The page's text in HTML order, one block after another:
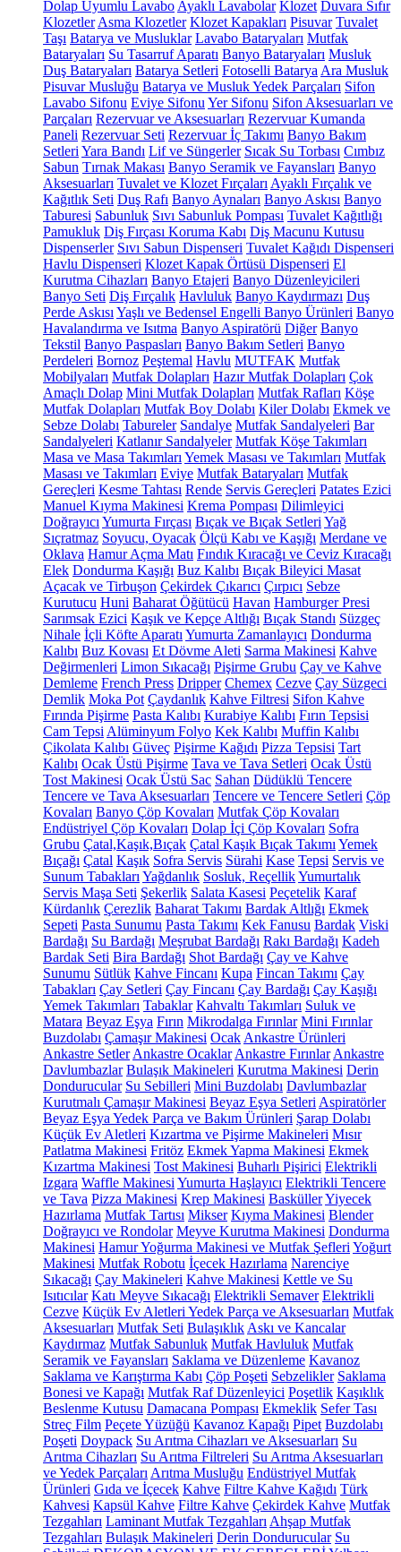
Dolap Uyumlu Lavabo Ayaklı Lavabolar Klozet Duvara Sıfır
Klozetler Asma Klozetler Klozet Kapakları Pisuvar Tuvalet
Taşı Batarya ve Musluklar Lavabo Bataryaları Mutfak
Bataryaları Su Tasarruf Aparatı Banyo Bataryaları Musluk
Duş Bataryaları Batarya Setleri Fotoselli Batarya Ara Musluk
Pisuvar Musluğu Batarya ve Musluk Yedek Parçaları Sifon
Lavabo Sifonu Eviye Sifonu Yer Sifonu Sifon Aksesuarları ve
Parçaları Rezervuar ve Aksesuarları Rezervuar Kumanda
Paneli Rezervuar Seti Rezervuar İç Takımı Banyo Bakım
Setleri Yara Bandı Lif ve Süngerler Sıcak Su Torbası Cımbız
Sabun Tırnak Makası Banyo Seramik ve Fayansları Banyo
Aksesuarları Tuvalet ve Klozet Fırçaları Ayaklı Fırçalık ve
Kağıtlık Seti Duş Rafı Banyo Aynaları Banyo Askısı Banyo
Taburesi Sabunluk Sıvı Sabunluk Pompası Tuvalet Kağıtlığı
Pamukluk Diş Fırçası Koruma Kabı Diş Macunu Kutusu
Dispenserler Sıvı Sabun Dispenseri Tuvalet Kağıdı Dispenseri
Havlu Dispenseri Klozet Kapak Örtüsü Dispenseri El
Kurutma Cihazları Banyo Etajeri Banyo Düzenleyicileri
Banyo Seti Diş Fırçalık Havluluk Banyo Kaydırmazı Duş
Perde Askısı Yaşlı ve Bedensel Engelli Banyo Ürünleri Banyo
Havalandırma ve Isıtma Banyo Aspiratörü Diğer Banyo
Tekstil Banyo Paspasları Banyo Bakım Setleri Banyo
Perdeleri Bornoz Peştemal Havlu MUTFAK Mutfak
Mobilyaları Mutfak Dolapları Hazır Mutfak Dolapları Çok
Amaçlı Dolap Mini Mutfak Dolapları Mutfak Rafları Köşe
Mutfak Dolapları Mutfak Boy Dolabı Kiler Dolabı Ekmek ve
Sebze Dolabı Tabureler Sandalye Mutfak Sandalyeleri Bar
Sandalyeleri Katlanır Sandalyeler Mutfak Köşe Takımları
Masa ve Masa Takımları Yemek Masası ve Takımları Mutfak
Masası ve Takımları Eviye Mutfak Bataryaları Mutfak
Gereçleri Kesme Tahtası Rende Servis Gereçleri Patates Ezici
Manuel Kıyma Makinesi Krema Pompası Dilimleyici
Doğrayıcı Yumurta Fırçası Bıçak ve Bıçak Setleri Yağ
Sıçratmaz Soyucu, Oyacak Ölçü Kabı ve Kaşığı Merdane ve
Oklava Hamur Açma Matı Fındık Kıracağı ve Ceviz Kıracağı
Elek Dondurma Kaşığı Buz Kalıbı Bıçak Bileyici Masat
Açacak ve Tirbuşon Çekirdek Çıkarıcı Çırpıcı Sebze
Kurutucu Huni Baharat Öğütücü Havan Hamburger Presi
Sarımsak Ezici Kaşık ve Kepçe Altlığı Bıçak Standı Süzgeç
Nihale İçli Köfte Aparatı Yumurta Zamanlayıcı Dondurma
Kalıbı Buz Kovası Et Dövme Aleti Sarma Makinesi Kahve
Değirmenleri Limon Sıkacağı Pişirme Grubu Çay ve Kahve
Demleme French Press Dripper Chemex Cezve Çay Süzgeci
Demlik Moka Pot Çaydanlık Kahve Filtresi Sifon Kahve
Fırında Pişirme Pasta Kalıbı Kurabiye Kalıbı Fırın Tepsisi
Cam Tepsi Alüminyum Folyo Kek Kalıbı Muffin Kalıbı
Çikolata Kalıbı Güveç Pişirme Kağıdı Pizza Tepsisi Tart
Kalıbı Ocak Üstü Pişirme Tava ve Tava Setleri Ocak Üstü
Tost Makinesi Ocak Üstü Sac Sahan Düdüklü Tencere
Tencere ve Tava Aksesuarları Tencere ve Tencere Setleri Çöp
Kovaları Banyo Çöp Kovaları Mutfak Çöp Kovaları
Endüstriyel Çöp Kovaları Dolap İçi Çöp Kovaları Sofra
Grubu Çatal,Kaşık,Bıçak Çatal Kaşık Bıçak Takımı Yemek
Bıçağı Çatal Kaşık Sofra Servis Sürahi Kase Tepsi Servis ve
Sunum Tabakları Yağdanlık Sosluk, ReçellikYumurtalık
Servis Maşa Seti Şekerlik Salata Kasesi Peçetelik Karaf
Kürdanlık Çerezlik Baharat Takımı Bardak Altlığı Ekmek
Sepeti Pasta Sunumu Pasta Takımı Kek Fanusu Bardak Viski
Bardağı Su Bardağı Meşrubat Bardağı Rakı Bardağı Kadeh
Bardak Seti Bira Bardağı Shot Bardağı Çay ve Kahve
Sunumu Sütlük Kahve Fincanı Kupa Fincan Takımı Çay
Tabakları Çay Setleri Çay Fincanı Çay Bardağı Çay Kaşığı
Yemek Takımları Tabaklar Kahvaltı Takımları Suluk ve
Matara Beyaz Eşya Fırın Mikrodalga Fırınlar Mini Fırınlar
Buzdolabı Çamaşır Makinesi Ocak Ankastre Ürünleri
Ankastre Setler Ankastre Ocaklar Ankastre Fırınlar Ankastre
Davlumbazlar Bulaşık Makineleri Kurutma Makinesi Derin
Dondurucular Su Sebilleri Mini Buzdolabı Davlumbazlar
Kurutmalı Çamaşır Makinesi Beyaz Eşya Setleri Aspiratörler
Beyaz Eşya Yedek Parça ve Bakım Ürünleri Şarap Dolabı
Küçük Ev Aletleri Kızartma ve Pişirme Makineleri Mısır
Patlatma Makinesi Fritöz Ekmek Yapma Makinesi Ekmek
Kızartma Makinesi Tost Makinesi Buharlı Pişirici Elektrikli
Izgara Waffle Makinesi Yumurta Haşlayıcı Elektrikli Tencere
ve Tava Pizza Makinesi Krep Makinesi BasküllerYiyecek
Hazırlama Mutfak Tartısı Mikser Kıyma Makinesi Blender
Doğrayıcı ve Rondolar Meyve Kurutma Makinesi Dondurma
Makinesi Hamur Yoğurma Makinesi ve Mutfak Şefleri Yoğurt
Makinesi Mutfak Robotu İçecek Hazırlama Narenciye
Sıkacağı Çay Makineleri Kahve Makinesi Kettle ve Su
Isıtıcılar Katı Meyve Sıkacağı Elektrikli Semaver Elektrikli
Cezve Küçük Ev Aletleri Yedek Parça ve Aksesuarları Mutfak
Aksesuarları Mutfak Seti Bulaşıklık Askı ve Kancalar
Kaydırmaz Mutfak Sabunluk Mutfak Havluluk Mutfak
Seramik ve Fayansları Saklama ve Düzenleme Kavanoz
Saklama ve Karıştırma Kabı Çöp Poşeti Sebzelikler Saklama
Bonesi ve Kapağı Mutfak Raf Düzenleyici Poşetlik Kaşıklık
Beslenme Kutusu Damacana Pompası Ekmeklik Sefer Tası
Streç Film Peçete Yüzüğü Kavanoz Kapağı Pipet Buzdolabı
Poşeti Doypack Su Arıtma Cihazları ve Aksesuarları Su
Arıtma Cihazları Su Arıtma Filtreleri Su Arıtma Aksesuarları
ve Yedek Parçaları Arıtma Musluğu Endüstriyel Mutfak
Ürünleri Gıda ve İçecek Kahve Filtre Kahve Kağıdı Türk
Kahvesi Kapsül Kahve Filtre Kahve Çekirdek Kahve Mutfak
Tezgahları Laminant Mutfak Tezgahları Ahşap Mutfak
Tezgahları Bulaşık Makineleri Derin Dondurucular Su